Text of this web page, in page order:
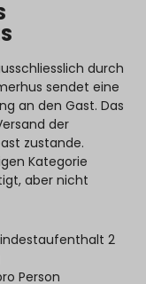
durch
sendet eine
an den Gast. Das
der
zustande.
Kategorie
aber nicht
2
Person